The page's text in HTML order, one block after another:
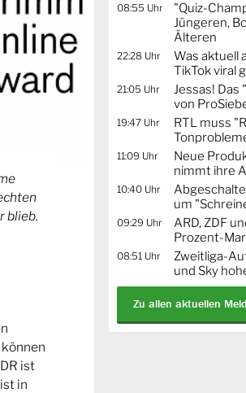
blieb.
ist
in
08:55 Uhr
"Quiz-
Jüngeren,
Älteren
22:28 Uhr
Was aktuell
TikTok viral
21:05 Uhr
Jessas! Das
von
19:47 Uhr
RTL muss
11:09 Uhr
Neue
nimmt ihre
10:40 Uhr
um
09:29 Uhr
ARD, ZDF
Prozent-
08:51 Uhr
Zweitliga-
und Sky
Zu allen aktuellen